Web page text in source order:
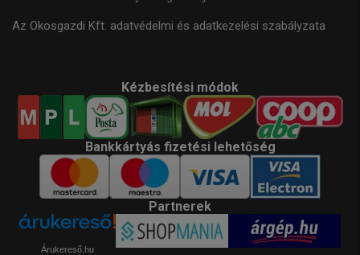
Az Okosgazdi Kft. adatvédelmi és adatkezelési szabályzata
Kézbesítési módok
Bankkártyás fizetési lehetőség
Partnerek
Árukereső.hu